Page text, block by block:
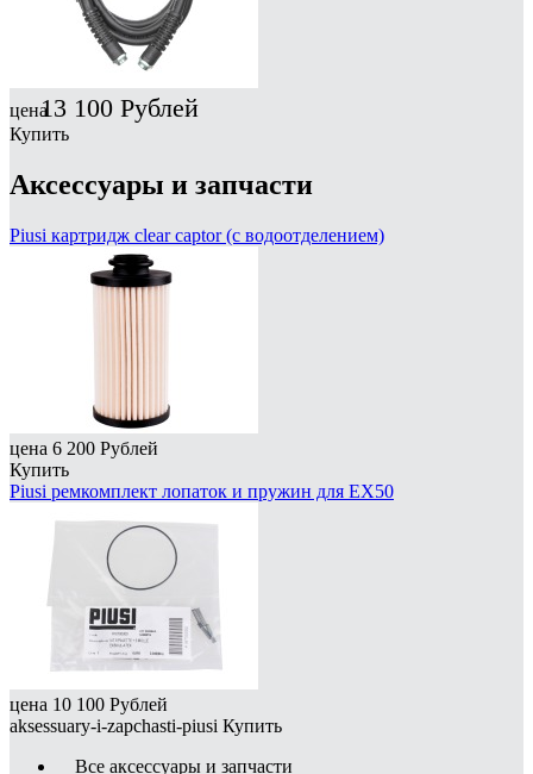
цена13 100 Рублей
Купить
Аксессуары и запчасти
Piusi картридж clear captor (с водоотделением)
цена 6 200 Рублей
Купить
Piusi ремкомплект лопаток и пружин для EX50
цена 10 100 Рублей
aksessuary-i-zapchasti-piusi Купить
Все аксессуары и запчасти